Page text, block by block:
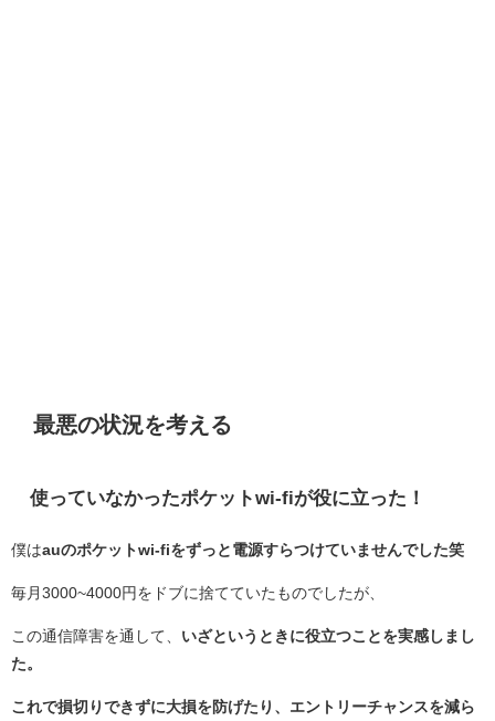
最悪の状況を考える
使っていなかったポケットwi-fiが役に立った！
僕はauのポケットwi-fiをずっと電源すらつけていませんでした笑
毎月3000~4000円をドブに捨てていたものでしたが、
この通信障害を通して、 いざというときに役立つことを実感しまし
た。
これで損切りできずに大損を防げたり、エントリーチャンスを減ら